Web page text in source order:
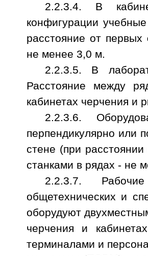
2.2.3.4. В
конфигурации
расстояние от первых
не менее 3,0 м.
2.2.3.5. В
Расстояние между
кабинетах черчения и
2.2.3.6.
перпендикулярно или
стене (при
станками в рядах - не
2.2.3.7.
общетехнических и
оборудуют
черчения и
терминалами и